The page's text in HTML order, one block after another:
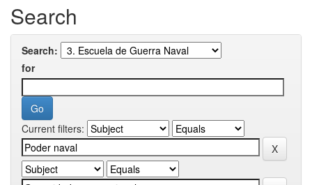
Search
Search:
for
Current filters: